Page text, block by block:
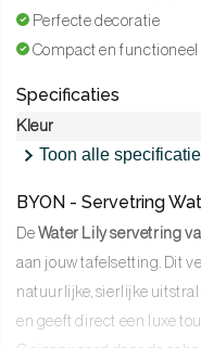
Perfecte decoratie
Compact en functioneel
Specificaties
Kleur
Toon alle
BYON - Servetring
De Water Lily servetring
aan jouw tafelsetting. Dit
natuurlijke, sierlijke
en geeft direct een luxe